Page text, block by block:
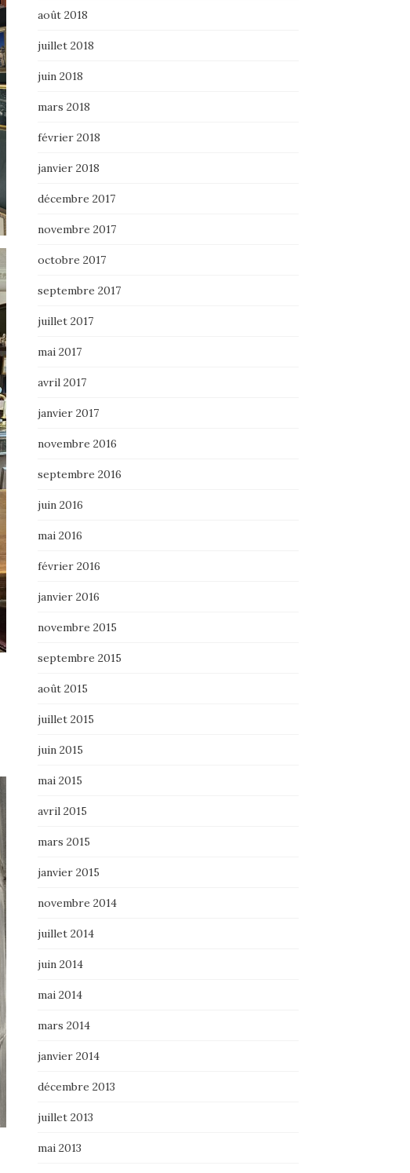
août 2018
juillet 2018
juin 2018
mars 2018
février 2018
janvier 2018
décembre 2017
novembre 2017
octobre 2017
septembre 2017
juillet 2017
mai 2017
avril 2017
janvier 2017
novembre 2016
septembre 2016
juin 2016
mai 2016
février 2016
janvier 2016
novembre 2015
septembre 2015
août 2015
juillet 2015
juin 2015
mai 2015
avril 2015
mars 2015
janvier 2015
novembre 2014
juillet 2014
juin 2014
mai 2014
mars 2014
janvier 2014
décembre 2013
juillet 2013
mai 2013